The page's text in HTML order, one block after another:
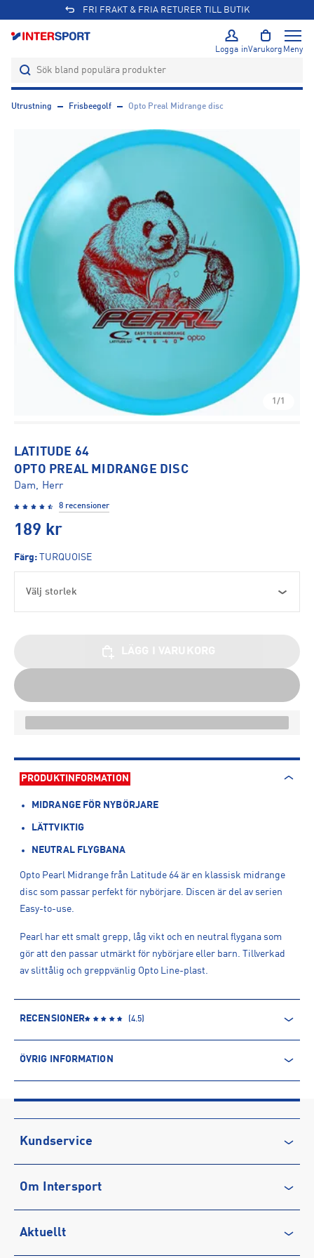
FRI FRAKT & FRIA RETURER TILL BUTIK
Logga inVarukorg Meny
Utrustning Frisbeegolf Opto Preal Midrange disc
1/1
LATITUDE 64
OPTO PREAL MIDRANGE DISC
Dam, Herr
8 recensioner
189 kr
Färg: TURQUOISE
Välj storlek
PRODUKTINFORMATION
MIDRANGE FÖR NYBÖRJARE
LÄTTVIKTIG
NEUTRAL FLYGBANA
Opto Pearl Midrange från Latitude 64 är en klassisk midrange
disc som passar perfekt för nybörjare. Discen är del av serien
Easy-to-use.
Pearl har ett smalt grepp, låg vikt och en neutral flygana som
gör att den passar utmärkt för nybörjare eller barn. Tillverkad
av slittålig och greppvänlig Opto Line-plast.
RECENSIONER (4.5)
ÖVRIG INFORMATION
Produktnummer: 1593927
Leverantörens produktnummer: 104480
Artikelnummer: 159392701-Turquoise
Tillverkaradress
Kontakt tillverkare: wholesale@discgolfdistribution.eu
Kundservice
Vanliga frågor & svar
Köpvillkor
Om Intersport
Karriär på INTERSPORT
Aktuellt